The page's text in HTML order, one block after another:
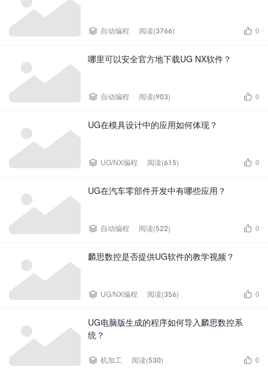
 自动编程 阅读(3766)  0
哪里可以安全官方地下载UG NX软件？
 自动编程 阅读(903)  0
UG在模具设计中的应用如何体现？
 UG/NX编程 阅读(615)  0
UG在汽车零部件开发中有哪些应用？
 自动编程 阅读(522)  0
麟思数控是否提供UG软件的教学视频？
 UG/NX编程 阅读(356)  0
UG电脑版生成的程序如何导入麟思数控系
统？
 机加工 阅读(530)  0